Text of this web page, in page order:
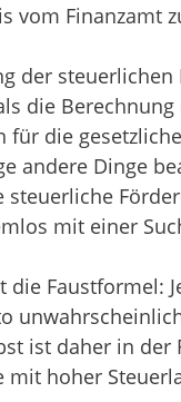
vom Finanzamt
der
die
für die
andere Dinge
steuerliche
mit einer
die Faustformel:
ist daher in
mit hoher